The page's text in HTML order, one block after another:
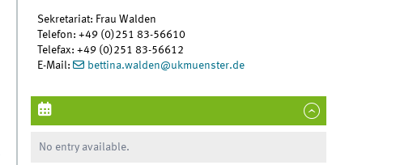
Sekretariat: Frau Walden
Telefon: +49 (0)251 83-56610
Telefax: +49 (0)251 83-56612
E-Mail:
bettina.walden@ukmuenster.de
No entry available.